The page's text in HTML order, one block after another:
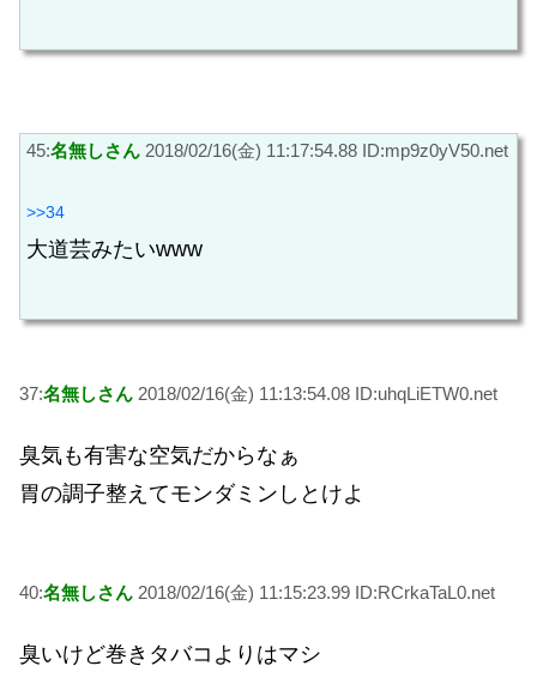
45:名無しさん 2018/02/16(金) 11:17:54.88 ID:mp9z0yV50.net
>>34
大道芸みたいwww
37:名無しさん 2018/02/16(金) 11:13:54.08 ID:uhqLiETW0.net
臭気も有害な空気だからなぁ
胃の調子整えてモンダミンしとけよ
40:名無しさん 2018/02/16(金) 11:15:23.99 ID:RCrkaTaL0.net
臭いけど巻きタバコよりはマシ